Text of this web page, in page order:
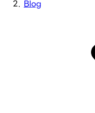
Blog